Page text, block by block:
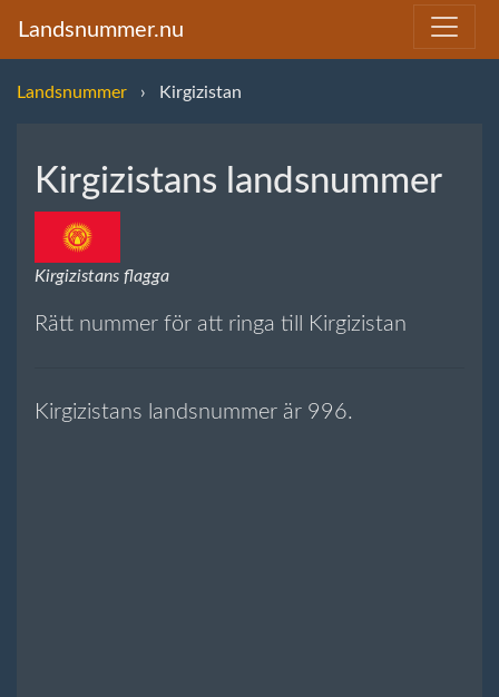
Landsnummer.nu
Landsnummer Kirgizistan
Kirgizistans landsnummer
Kirgizistans flagga
Rätt nummer för att ringa till Kirgizistan
Kirgizistans landsnummer är 996.